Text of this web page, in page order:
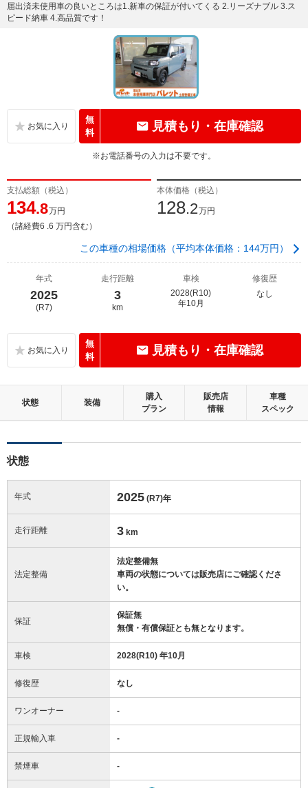
届出済未使用車の良いところは1.新車の保証が付いてくる 2.リーズナブル 3.ス
ピード納車 4.高品質です！
無
料
見積もり・在庫確認
※お電話番号の入力は不要です。
支払総額（税込）
134.8万円
（諸経費6 .6 万円含む）
本体価格（税込）
128.2万円
この車種の相場価格（平均本体価格：144万円）
年式
2025
(R7)
走行距離
3
km
車検
2028(R10)
年10月
修復歴
なし
無
料
見積もり・在庫確認
状態 装備
購入
プラン
販売店
情報
車種
スペック
状態
年式 2025 (R7)年
走行距離 3 km
法定整備
法定整備無
車両の状態については販売店にご確認くださ
い。
保証
保証無
無償・有償保証とも無となります。
車検 2028(R10) 年10月
修復歴 なし
ワンオーナー -
正規輸入車 -
禁煙車 -